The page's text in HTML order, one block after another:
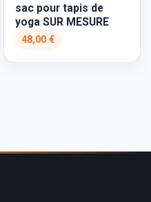
sac pour tapis de
yoga SUR MESURE
48,00 €